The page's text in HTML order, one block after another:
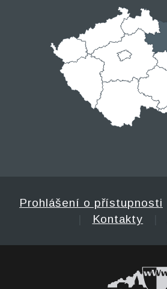
Prohlášení o přístupnosti
Kontakty